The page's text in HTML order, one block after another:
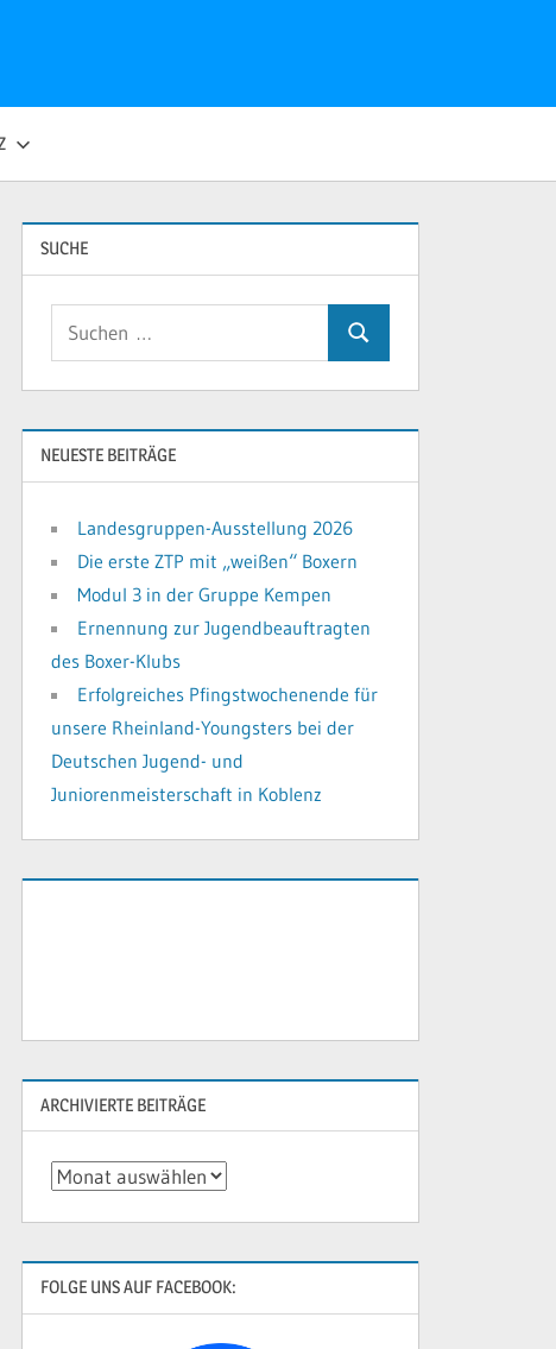
SUCHE
Suchen
NEUESTE BEITRÄGE
Landesgruppen-Ausstellung 2026
Die erste ZTP mit „weißen“ Boxern
Modul 3 in der Gruppe Kempen
Ernennung zur Jugendbeauftragten
des Boxer-Klubs
Erfolgreiches Pfingstwochenende für
unsere Rheinland-Youngsters bei der
Deutschen Jugend- und
Juniorenmeisterschaft in Koblenz
ARCHIVIERTE BEITRÄGE
Archivierte
FOLGE UNS AUF FACEBOOK: